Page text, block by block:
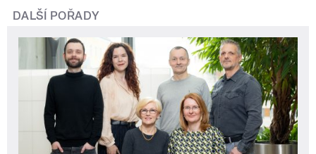
DALŠÍ POŘADY